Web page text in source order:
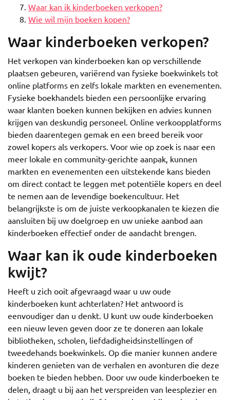
Waar kan ik kinderboeken verkopen?
Wie wil mijn boeken kopen?
Waar kinderboeken verkopen?
Het verkopen van kinderboeken kan op verschillende
plaatsen gebeuren, variërend van fysieke boekwinkels tot
online platforms en zelfs lokale markten en evenementen.
Fysieke boekhandels bieden een persoonlijke ervaring
waar klanten boeken kunnen bekijken en advies kunnen
krijgen van deskundig personeel. Online verkoopplatforms
bieden daarentegen gemak en een breed bereik voor
zowel kopers als verkopers. Voor wie op zoek is naar een
meer lokale en community-gerichte aanpak, kunnen
markten en evenementen een uitstekende kans bieden
om direct contact te leggen met potentiële kopers en deel
te nemen aan de levendige boekencultuur. Het
belangrijkste is om de juiste verkoopkanalen te kiezen die
aansluiten bij uw doelgroep en uw unieke aanbod aan
kinderboeken effectief onder de aandacht brengen.
Waar kan ik oude kinderboeken
kwijt?
Heeft u zich ooit afgevraagd waar u uw oude
kinderboeken kunt achterlaten? Het antwoord is
eenvoudiger dan u denkt. U kunt uw oude kinderboeken
een nieuw leven geven door ze te doneren aan lokale
bibliotheken, scholen, liefdadigheidsinstellingen of
tweedehands boekwinkels. Op die manier kunnen andere
kinderen genieten van de verhalen en avonturen die deze
boeken te bieden hebben. Door uw oude kinderboeken te
delen, draagt u bij aan het verspreiden van leesplezier en